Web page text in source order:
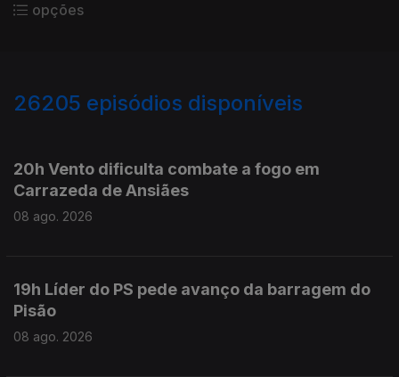
opções
26205 episódios disponíveis
20h Vento dificulta combate a fogo em
Carrazeda de Ansiães
08 ago. 2026
19h Líder do PS pede avanço da barragem do
Pisão
08 ago. 2026